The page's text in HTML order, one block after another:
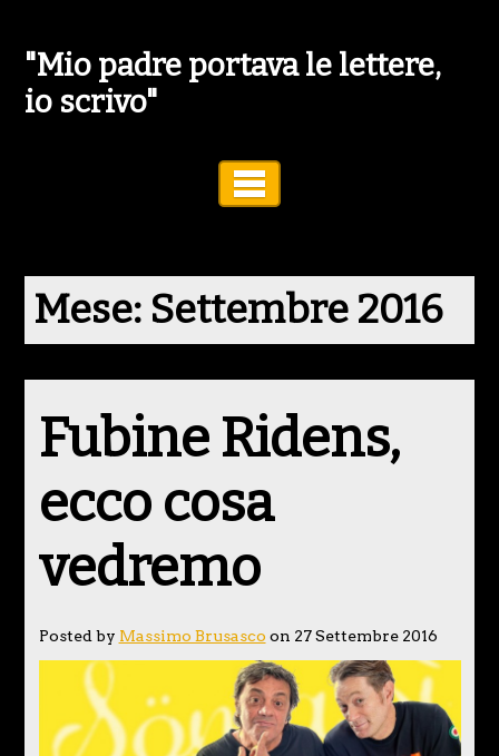
"Mio padre portava le lettere,
io scrivo"
Mese: Settembre 2016
Fubine Ridens,
ecco cosa
vedremo
Posted by Massimo Brusasco on 27 Settembre 2016